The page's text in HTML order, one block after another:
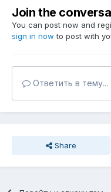
Join the
You can post now and
sign in now to post with
Ответить в тему...
Share